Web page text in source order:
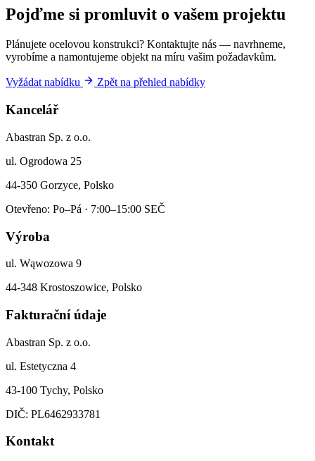
Pojďme si promluvit o vašem projektu
Plánujete ocelovou konstrukci? Kontaktujte nás — navrhneme,
vyrobíme a namontujeme objekt na míru vašim požadavkům.
Vyžádat nabídku Zpět na přehled nabídky
Kancelář
Abastran Sp. z o.o.
ul. Ogrodowa 25
44-350 Gorzyce, Polsko
Otevřeno: Po–Pá · 7:00–15:00 SEČ
Výroba
ul. Wąwozowa 9
44-348 Krostoszowice, Polsko
Fakturační údaje
Abastran Sp. z o.o.
ul. Estetyczna 4
43-100 Tychy, Polsko
DIČ: PL6462933781
Kontakt